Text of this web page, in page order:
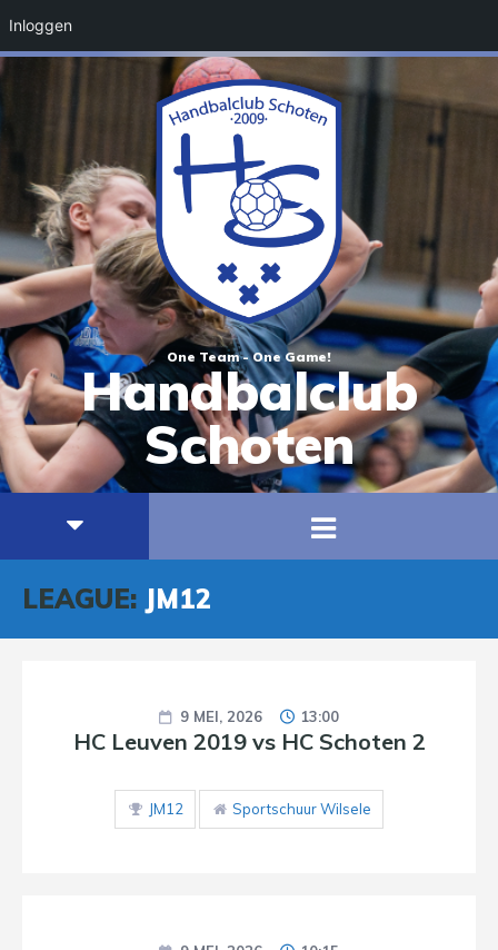
One Team - One Game!
Handbalclub
Schoten
LEAGUE: JM12
9 MEI, 2026 13:00
HC Leuven 2019 vs HC Schoten 2
JM12 Sportschuur Wilsele
Inloggen